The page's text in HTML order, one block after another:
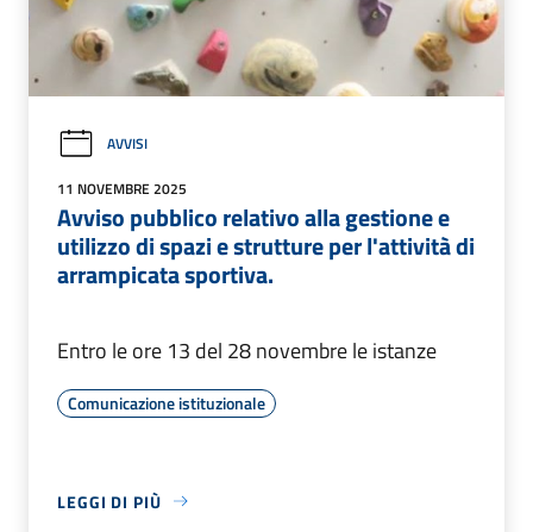
AVVISI
11 NOVEMBRE 2025
Avviso pubblico relativo alla gestione e
utilizzo di spazi e strutture per l'attività di
arrampicata sportiva.
Entro le ore 13 del 28 novembre le istanze
Comunicazione istituzionale
LEGGI DI PIÙ